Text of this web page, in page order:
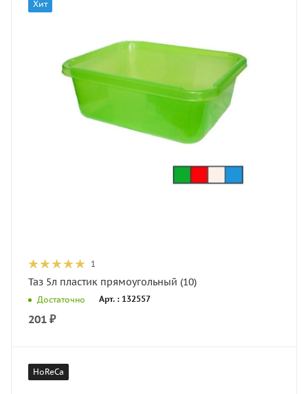
Хит
1
Таз 5л пластик прямоугольный (10)
Достаточно Арт. : 132557
201 ₽
HoReCa